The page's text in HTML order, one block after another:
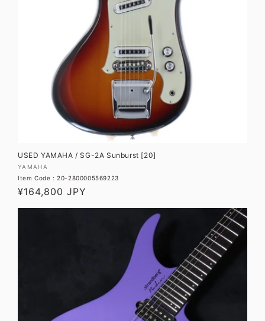
USED YAMAHA / SG-2A Sunburst [20]
販
売
元:
YAMAHA
Item Code : 20-2800005569223
通
¥164,800 JPY